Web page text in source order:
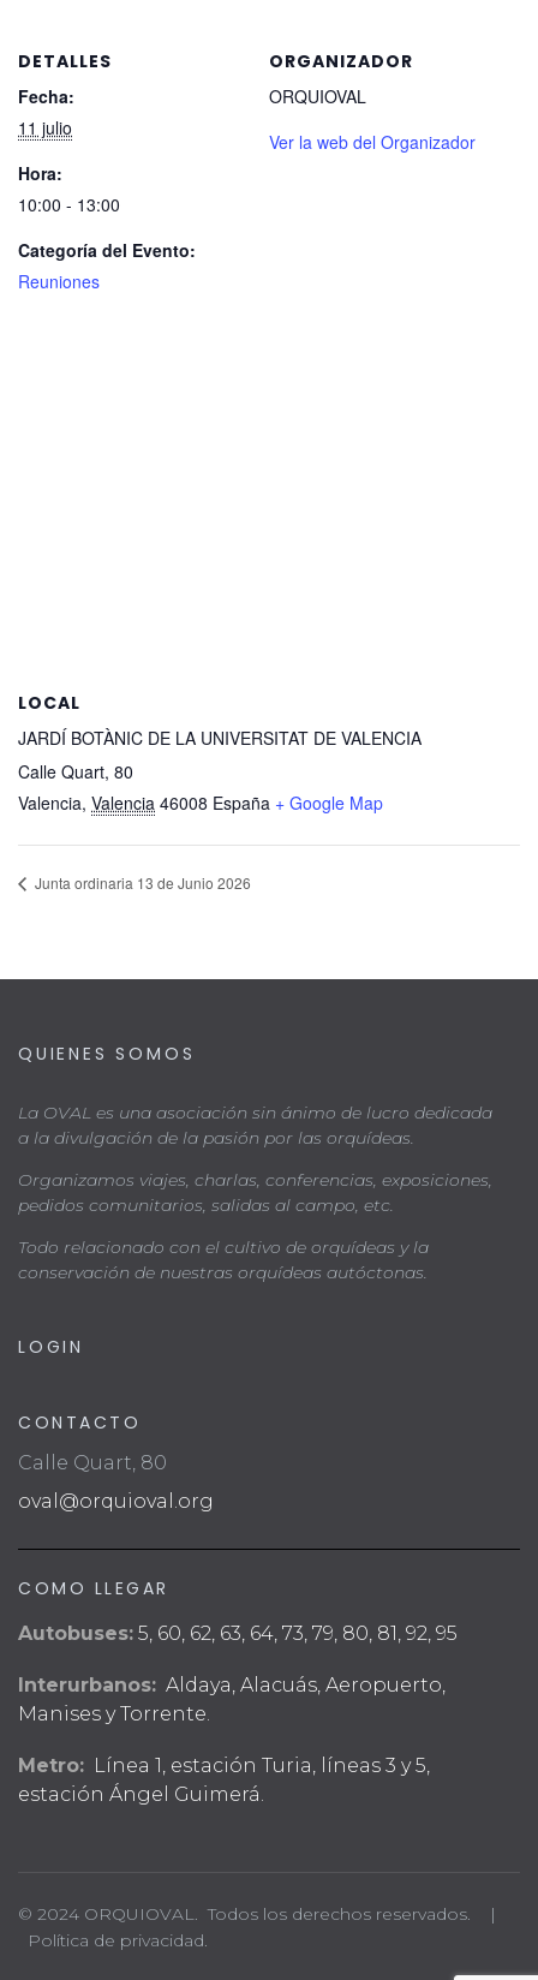
DETALLES
Fecha:
11 julio
Hora:
10:00 - 13:00
Categoría del Evento:
Reuniones
ORGANIZADOR
ORQUIOVAL
Ver la web del Organizador
LOCAL
JARDÍ BOTÀNIC DE LA UNIVERSITAT DE VALENCIA
Calle Quart, 80
Valencia, Valencia 46008 España + Google Map
Junta ordinaria 13 de Junio 2026
QUIENES SOMOS
La OVAL es una asociación sin ánimo de lucro dedicada
a la divulgación de la pasión por las orquídeas.
Organizamos viajes, charlas, conferencias, exposiciones,
pedidos comunitarios, salidas al campo, etc.
Todo relacionado con el cultivo de orquídeas y la
conservación de nuestras orquídeas autóctonas.
LOGIN
CONTACTO
Calle Quart, 80
oval@orquioval.org
COMO LLEGAR
Autobuses: 5, 60, 62, 63, 64, 73, 79, 80, 81, 92, 95
Interurbanos: Aldaya, Alacuás, Aeropuerto,
Manises y Torrente.
Metro: Línea 1, estación Turia, líneas 3 y 5,
estación Ángel Guimerá.
© 2024 ORQUIOVAL. Todos los derechos reservados. |
Política de privacidad.